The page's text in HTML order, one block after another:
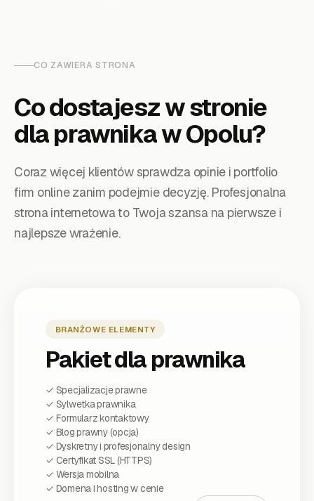
CO ZAWIERA STRONA
Co dostajesz w stronie
dlaprawnikaw Opolu?
Coraz więcej klientów sprawdza opinie i portfolio
firm online zanim podejmie decyzję. Profesjonalna
strona internetowa to Twoja szansa na pierwsze i
najlepsze wrażenie.
BRANŻOWE ELEMENTY
Pakiet dlaprawnika
✓ Specjalizacje prawne
✓ Sylwetka prawnika
✓ Formularz kontaktowy
✓ Blog prawny (opcja)
✓ Dyskretny i profesjonalny design
✓ Certyfikat SSL (HTTPS)
✓ Wersja mobilna
✓ Domena i hosting w cenie